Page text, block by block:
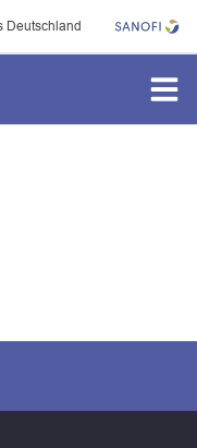
Deutschland